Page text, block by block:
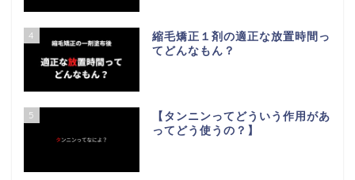
4
縮毛矯正１剤の適正な放置時間っ
てどんなもん？
5
【タンニンってどういう作用があ
ってどう使うの？】